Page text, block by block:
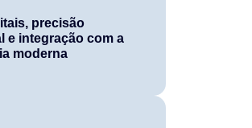
precisão
e integração com a
moderna